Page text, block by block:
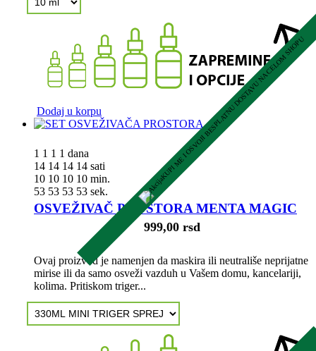
Dodaj u korpu KUPI ME I OSVOJI BESPLATNU DOSTAVU NA CELOM SHOPU
1 1 1 1 dana
14 14 14 14 sati
10 10 10 10 min.
52 52 52 52 sek.
OSVEŽIVAČ PROSTORA MENTA MAGIC
999,00 rsd
Ovaj proizvod je namenjen da maskira ili neutrališe neprijatne
mirise ili da samo osveži vazduh u Vašem domu, kancelariji,
kolima. Pritiskom triger...